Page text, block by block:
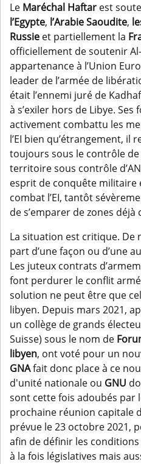
Le Maréchal Haftar est
l’Egypte, l’Arabie Saoudite,
Russie et partiellement la
officiellement de soutenir
appartenance à l’Union
leader de l’armée de
était l’ennemi juré de
à s’exiler hors de Libye.
activement combattu les
l’EI bien qu’étrangement, il
toujours sous le contrôle
territoire sous contrôle
esprit de conquête militaire
combat l’EI, tantôt
de s’emparer de zones
La situation est critique.
part d’une façon ou d’une
Les juteux contrats
font perdurer le conflit
solution ne peut être que
libyen. Depuis mars 2021,
un collège de grands
Suisse) sous le nom de
libyen, ont voté pour un
GNAfait donc place à ce
d'unité nationale ou GNU
sont cette fois adoubés par
prochaine réunion capitale
prévue le 23 octobre 2021,
afin de définir les
à la fois législatives mais